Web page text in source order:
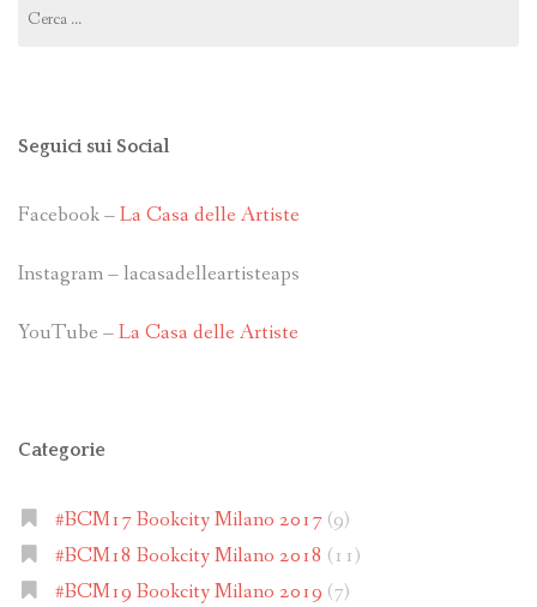
per:
Seguici sui Social
Facebook –La Casa delle Artiste
Instagram – lacasadelleartisteaps
YouTube –La Casa delle Artiste
Categorie
#BCM17 Bookcity Milano 2017(9)
#BCM18 Bookcity Milano 2018 (11)
#BCM19 Bookcity Milano 2019 (7)